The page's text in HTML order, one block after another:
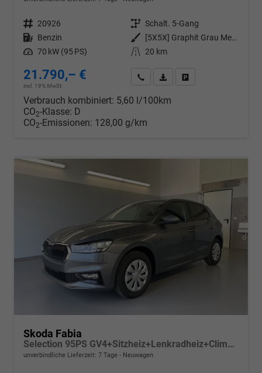
Fahrzeugnr. 20926 Getriebe Schalt. 5-Gang
Kraftstoff Benzin Außenfarbe
[5X5X] Graphit Grau Metallic
Leistung 70 kW (95 PS) Kilometerstand 20 km
21.790,– €
incl. 19% MwSt.
Wir rufen Sie anPDF-Datei, Fahrzeugexposé
Verbrauch kombiniert: 5,60 l/100km
CO2-Klasse: D
CO2-Emissionen: 128,00 g/km
Skoda Fabia
Selection 95PS GV4+Sitzheiz+Lenkradheiz+Climatronic+Sunset+AppConnect+PDC
unverbindliche Lieferzeit: 7 Tage Neuwagen